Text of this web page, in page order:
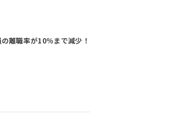
離職率が10％まで減少！